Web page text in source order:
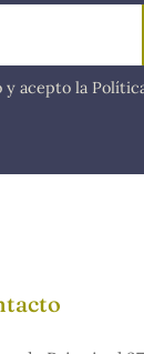
y acepto la